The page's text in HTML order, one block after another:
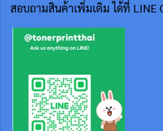
สอบถามสินค้าเพิ่มเติม ได้ที่ LINE